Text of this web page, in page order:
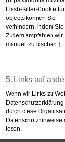
Flash-Killer-Cookie
objects können Sie
verhindern, indem
Zudem empfehlen
manuell zu löschen.]
5. Links auf
Wenn wir Links zu
durch diese
Datenschutzhinweise
lesen.